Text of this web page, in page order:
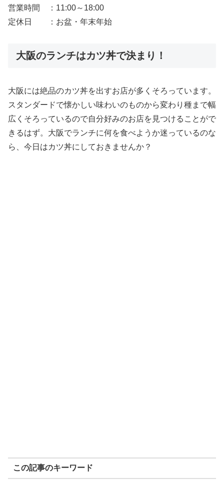
営業時間 ：11:00～18:00
定休日 ：お盆・年末年始
大阪のランチはカツ丼で決まり！
大阪には絶品のカツ丼を出すお店が多くそろっています。
スタンダードで懐かしい味わいのものから変わり種まで幅
広くそろっているので自分好みのお店を見つけることがで
きるはず。大阪でランチに何を食べようか迷っているのな
ら、今日はカツ丼にしておきませんか？
この記事のキーワード